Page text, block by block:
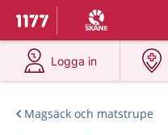
Till startsidan för 1177
Du har valt region
Logga in
på 1177.se
Magsäck och matstrupe